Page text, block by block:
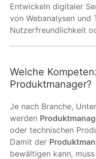
Entwickeln digitaler
von Webanalysen
Nutzerfreundlichkeit
Welche
Produktmanager?
Je nach Branche,
werden
oder technischen
Damit der
bewältigen kann,